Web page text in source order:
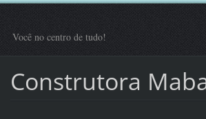
Você no centro de tudo!
Construtora